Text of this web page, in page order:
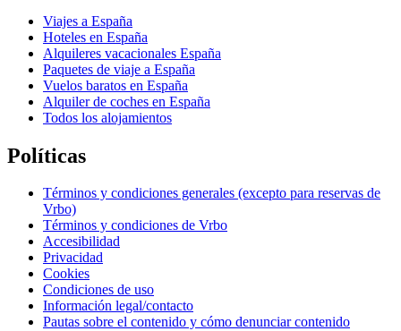
Viajes a España
Hoteles en España
Alquileres vacacionales España
Paquetes de viaje a España
Vuelos baratos en España
Alquiler de coches en España
Todos los alojamientos
Políticas
Términos y condiciones generales (excepto para reservas de
Vrbo)
Términos y condiciones de Vrbo
Accesibilidad
Privacidad
Cookies
Condiciones de uso
Información legal/contacto
Pautas sobre el contenido y cómo denunciar contenido